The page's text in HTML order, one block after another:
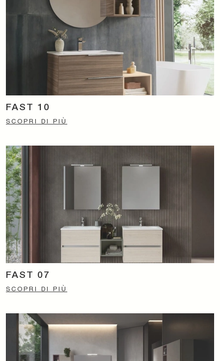
FAST 10
SCOPRI DI PIÙ
FAST 07
SCOPRI DI PIÙ